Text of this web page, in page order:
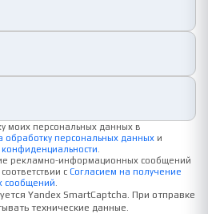
моих персональных данных в
обработку персональных данных и
рекламно-информационных сообщений
с Согласием на получение
сообщений
Yandex SmartCaptcha. При отправке
технические данные.